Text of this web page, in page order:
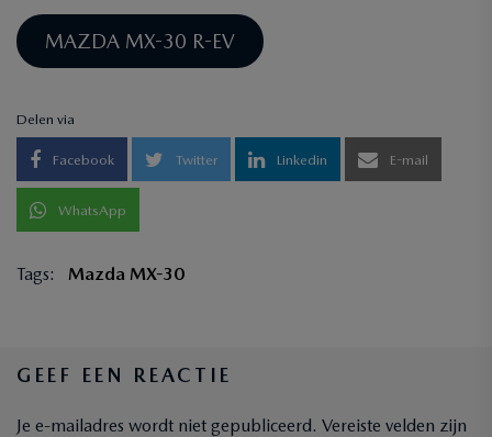
MAZDA MX-30 R-EV
Delen via
Facebook Twitter Linkedin E-mail
WhatsApp
Tags: Mazda MX-30
GEEF EEN REACTIE
Je e-mailadres wordt niet gepubliceerd. Vereiste velden zijn